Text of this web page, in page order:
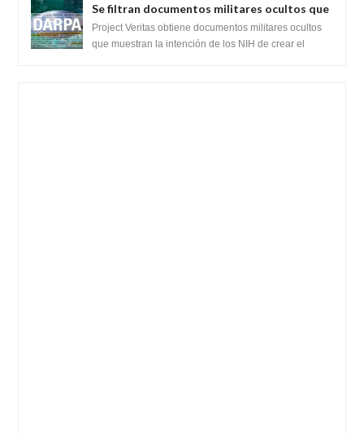
Se filtran documentos militares ocultos que
muestran la intención de los NIH de crear el
SARS-CoV-2, utilizando la investigación de
Project Veritas obtiene documentos militares ocultos
que muestran la intención de los NIH de crear el